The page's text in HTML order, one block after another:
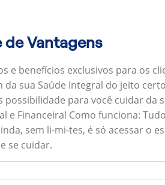
de Vantagens
e benefícios exclusivos para os
da sua Saúde Integral do jeito
possibilidade para você cuidar da
e Financeira! Como funciona:
sem li-mi-tes, é só acessar o
se cuidar.